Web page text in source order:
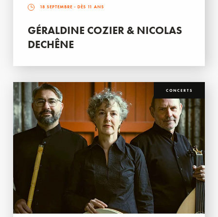
18 SEPTEMBRE - DÈS 11 ANS
GÉRALDINE COZIER & NICOLAS
DECHÊNE
CONCERTS